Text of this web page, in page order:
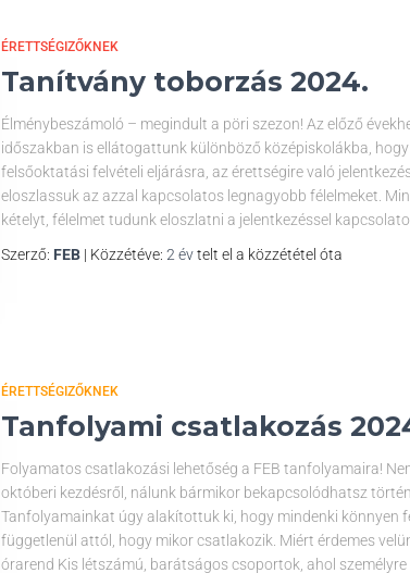
ÉRETTSÉGIZŐKNEK
Tanítvány toborzás 2024.
Élménybeszámoló – megindult a pöri szezon! Az előző
időszakban is ellátogattunk különböző középiskolákba,
felsőoktatási felvételi eljárásra, az érettségire való
eloszlassuk az azzal kapcsolatos legnagyobb félelmeket.
kételyt, félelmet tudunk eloszlatni a jelentkezéssel
Szerző: FEB| Közzétéve: 2 évtelt el a közzététel óta
ÉRETTSÉGIZŐKNEK
Tanfolyami csatlakozás
Folyamatos csatlakozási lehetőség a FEB tanfolyamaira!
októberi kezdésről, nálunk bármikor bekapcsolódhatsz
Tanfolyamainkat úgy alakítottuk ki, hogy mindenki könnyen
függetlenül attól, hogy mikor csatlakozik. Miért érdemes
órarend Kis létszámú, barátságos csoportok, ahol